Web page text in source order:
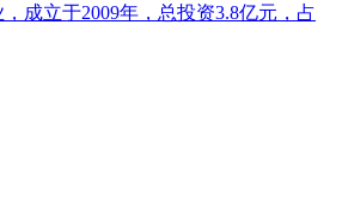
成立于2009年，总投资3.8亿元，占